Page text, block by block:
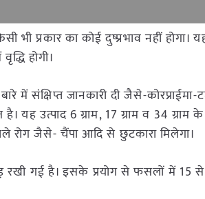
भी प्रकार का कोई दुष्प्रभाव नहीं
होगी।
में संक्षिप्त जानकारी दी जैसे-
उत्पाद 6 ग्राम, 17 ग्राम व 34 ग्राम
रोग जैसे- चैंपा आदि से छुटकारा मिलेगा।
रखी गई है। इसके प्रयोग से फसलों में 15 से